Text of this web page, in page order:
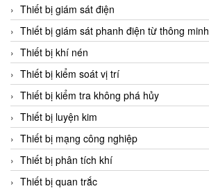
Chromalox
ChuanYi
CIC
Clage
Clake Fololo
Clark Cooper
CMC Ventilazione
Coax Valves Inc
Codel
Thiết bị giám sát điện
Thiết bị giám sát phanh điện từ thông minh
Thiết bị khí nén
Thiết bị kiểm soát vị trí
Thiết bị kiểm tra không phá hủy
Thiết bị luyện kim
Thiết bị mạng công nghiệp
Thiết bị phân tích khí
Thiết bị quan trắc